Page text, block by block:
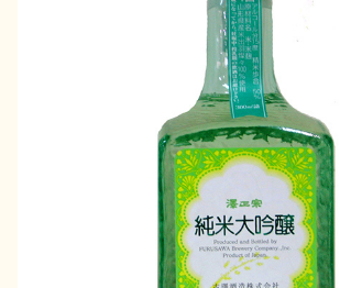
地酒カタログ
地酒解体新書